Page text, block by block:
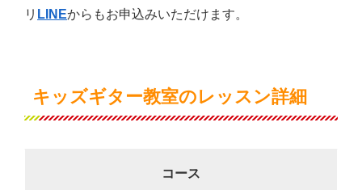
リ LINEからもお申込みいただけます。
キッズギター教室のレッスン詳細
コース